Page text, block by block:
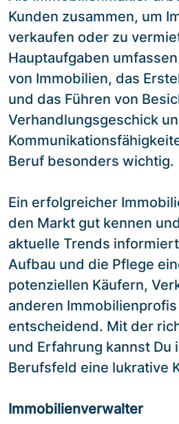
Kunden zusammen, um
verkaufen oder zu
Hauptaufgaben
von Immobilien, das
und das Führen von
Verhandlungsgeschick
Beruf besonders wichtig.
Ein erfolgreicher
den Markt gut kennen
aktuelle Trends
Aufbau und die Pflege
potenziellen Käufern,
anderen
entscheidend. Mit der
und Erfahrung kannst Du
Berufsfeld eine lukrative
Immobilienverwalter